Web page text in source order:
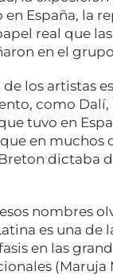
España, la
real que
en el
los artistas
como Dalí,
tuvo en
en muchos
dictaba
nombres
es una de
en las
(Maruja